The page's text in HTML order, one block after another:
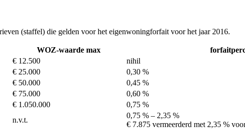
(staffel) die gelden voor het eigenwoningforfait voor het jaar 2016.
WOZ-waarde max
€ 12.500
nihil
€ 25.000
0,30 %
€ 50.000
0,45 %
€ 75.000
0,60 %
€ 1.050.000
0,75 %
n.v.t.
0,75 % – 2,35 %
€ 7.875 vermeerderd met 2,35 %